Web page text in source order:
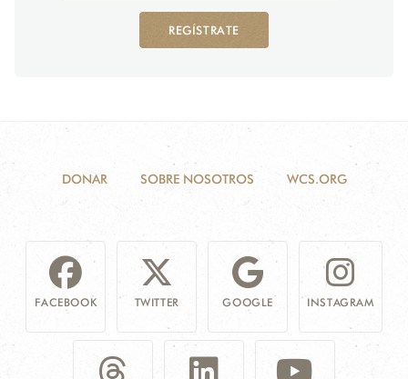
REGÍSTRATE
DONAR SOBRE NOSOTROS WCS.ORG
FACEBOOK TWITTER GOOGLE INSTAGRAM